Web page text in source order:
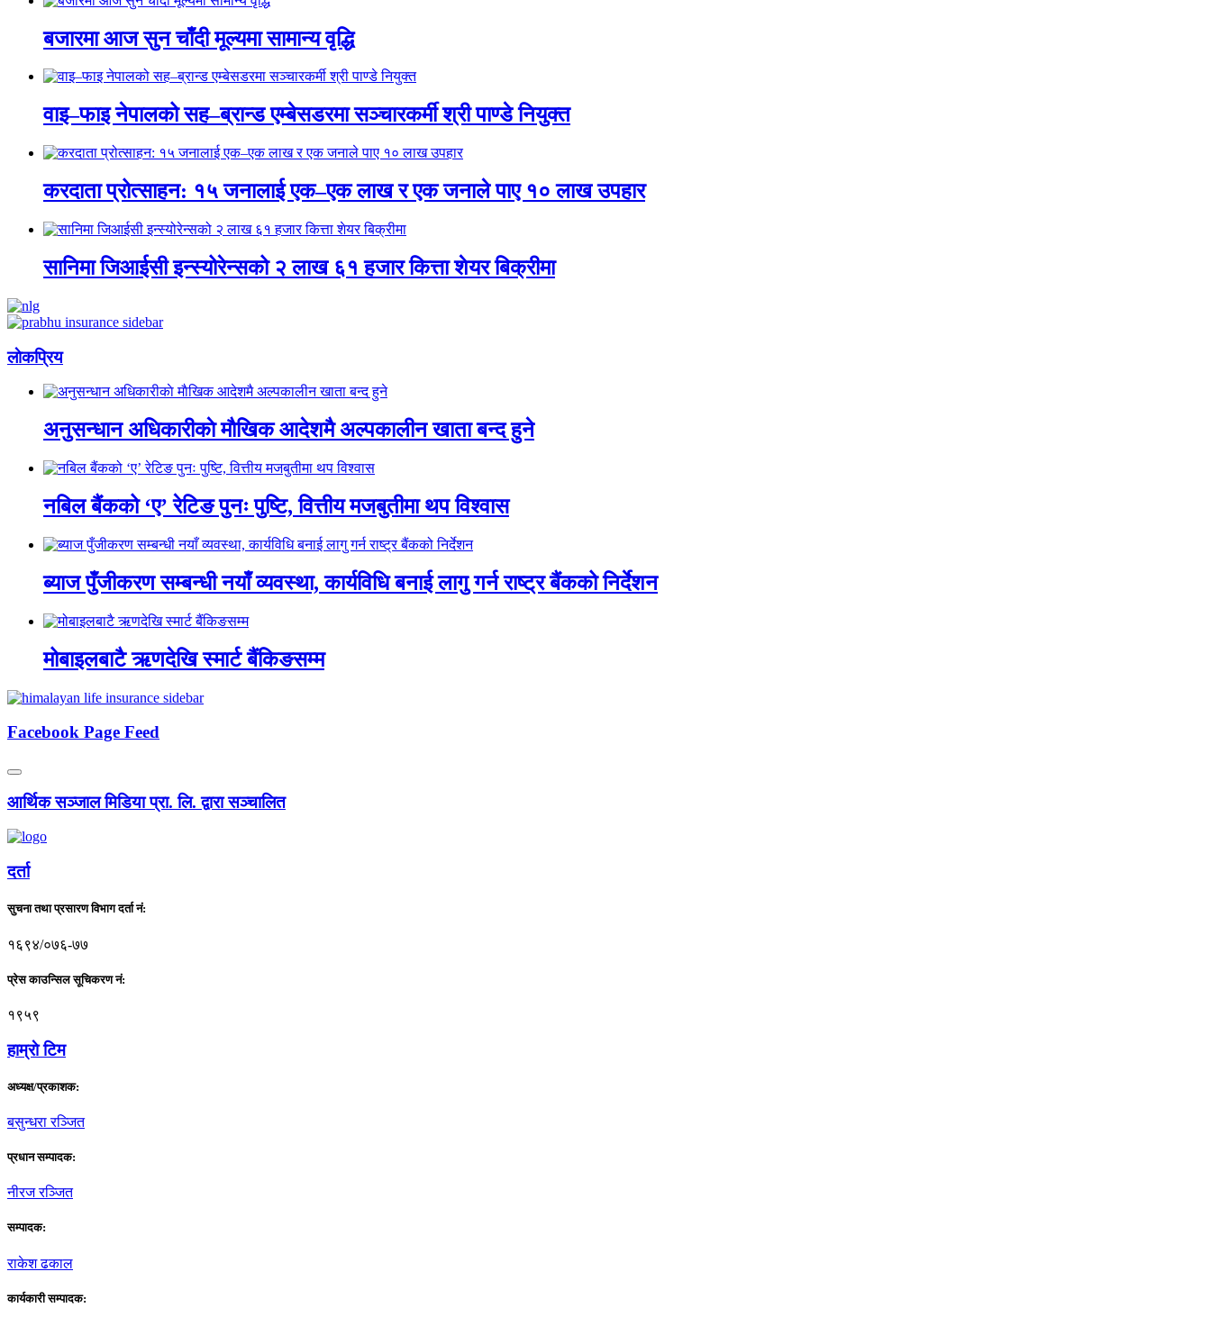
बजारमा आज सुन चाँदी मूल्यमा सामान्य वृद्धि
वाइ–फाइ नेपालको सह–ब्रान्ड एम्बेसडरमा सञ्चारकर्मी श्री पाण्डे नियुक्त
करदाता प्रोत्साहन: १५ जनालाई एक–एक लाख र एक जनाले पाए १० लाख उपहार
सानिमा जिआईसी इन्स्योरेन्सको २ लाख ६१ हजार कित्ता शेयर बिक्रीमा
लाेकप्रिय
अनुसन्धान अधिकारीकाे माैखिक आदेशमै अल्पकालीन खाता बन्द हुने
नबिल बैंकको ‘ए’ रेटिङ पुनः पुष्टि, वित्तीय मजबुतीमा थप विश्वास
ब्याज पुँजीकरण सम्बन्धी नयाँ व्यवस्था, कार्यविधि बनाई लागु गर्न राष्ट्र बैंकको निर्देशन
मोबाइलबाटै ऋणदेखि स्मार्ट बैंकिङसम्म
Facebook Page Feed
आर्थिक सञ्जाल मिडिया प्रा. लि. द्वारा सञ्चालित
दर्ता
सुचना तथा प्रसारण विभाग दर्ता नं:
१६९४/०७६-७७
प्रेस काउन्सिल सूचिकरण नं:
१९५९
हाम्राे टिम
अध्यक्ष/प्रकाशक:
बसुन्धरा रञ्जित
प्रधान सम्पादक:
नीरज रञ्जित
सम्पादक:
राकेश ढकाल
कार्यकारी सम्पादक: